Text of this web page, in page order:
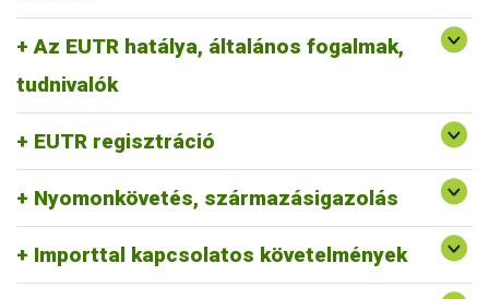
Az EUTR hatálya, általános fogalmak,
tudnivalók
EUTR regisztráció
Nyomonkövetés, származásigazolás
Importtal kapcsolatos követelmények
kérelemmel?
Erre a vonatkozó jogszabályi környezet alapján nincs
lehetőség.